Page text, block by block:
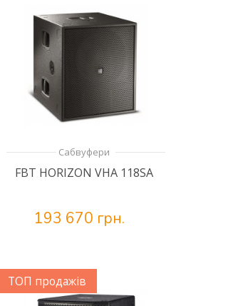
Сабвуфери
FBT HORIZON VHA 118SA
193 670 грн.
ТОП продажів